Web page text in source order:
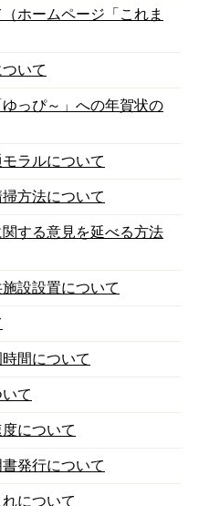
ホームページ「これま
いて
っぴ～」への年賀状の
ラルについて
方法について
する意見を延べる方法
設設置について
間について
て
について
発行について
について